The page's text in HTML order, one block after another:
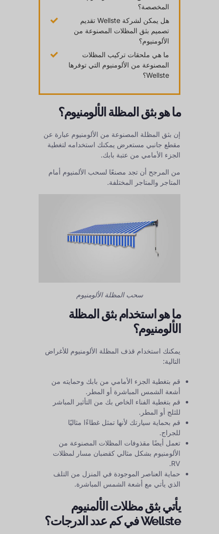
المخصصة؟
هل يمكن لشركة Wellste تقديم
تصميم بثق المظلات المصنوعة من
الألومنيوم؟
ما هي ملحقات تركيب المظلات
المصنوعة من الألومنيوم التي توفرها
Wellste؟
ما هو بثق المظلة الألومنيوم؟
إن بثق المظلة المصنوعة من الألومنيوم عبارة عن
مقطع جانبي مستعرض يمكنك استخدامه لتغطية
الجزء الأمامي من عتبة بابك.
من المرجح أن تجد مصنعًا لسحب الألمنيوم أمام
المتاجر والمتاجر المختلفة.
سحب المظلة الألومنيوم
ما هو استخدام بثق المظلة
الألومنيوم؟
يمكنك استخدام قذف المظلة الألومنيوم للأغراض
التالية:
قم بتغطية الجزء الأمامي من بابك وحمايته من
أشعة الشمس المباشرة أو المطر.
قم بتغطية الفناء الخاص بك من التأثير المباشر
للثلج أو المطر.
قم بحماية سيارتك لأنها تمثل غطاءًا مثاليًا
للجراج.
تعمل أيضًا مقذوفات المظلات المصنوعة من
الألومنيوم بشكل مثالي كقضبان مسار لمظلات
RV.
حماية العناصر الموجودة في المنزل من التلف
الذي يأتي مع أشعة الشمس المباشرة.
يأتي بثق مظلات الألمنيوم
Wellste في كم عدد الدرجات؟